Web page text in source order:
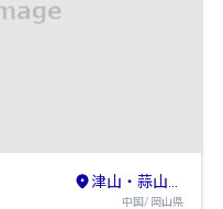
津山・蒜山・美作三湯
中国/ 岡山県